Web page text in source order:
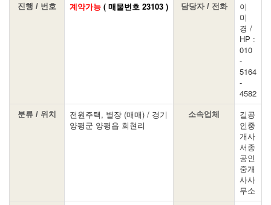
진행 / 번호 계약가능 ( 매물번호 23103 ) 담당자 / 전화
이
미
경 /
HP :
010
-
5164
-
4582
분류 / 위치
전원주택, 별장 (매매) / 경기
양평군 양평읍 회현리
소속업체
길공
인중
개사
서종
공인
중개
사사
무소